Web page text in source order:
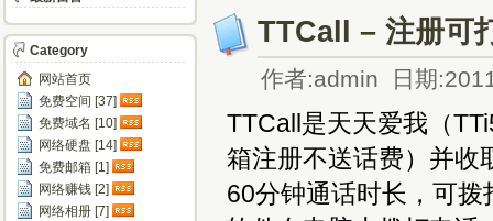
TTCall – 注册可
作者:admin 日期
TTCall是天天爱我（
箱注册不送话费）并收
60分钟通话时长，可
Category
网站首页
免费空间 [37]
免费域名 [10]
网络硬盘 [14]
免费邮箱 [1]
网络赚钱 [2]
网络相册 [7]